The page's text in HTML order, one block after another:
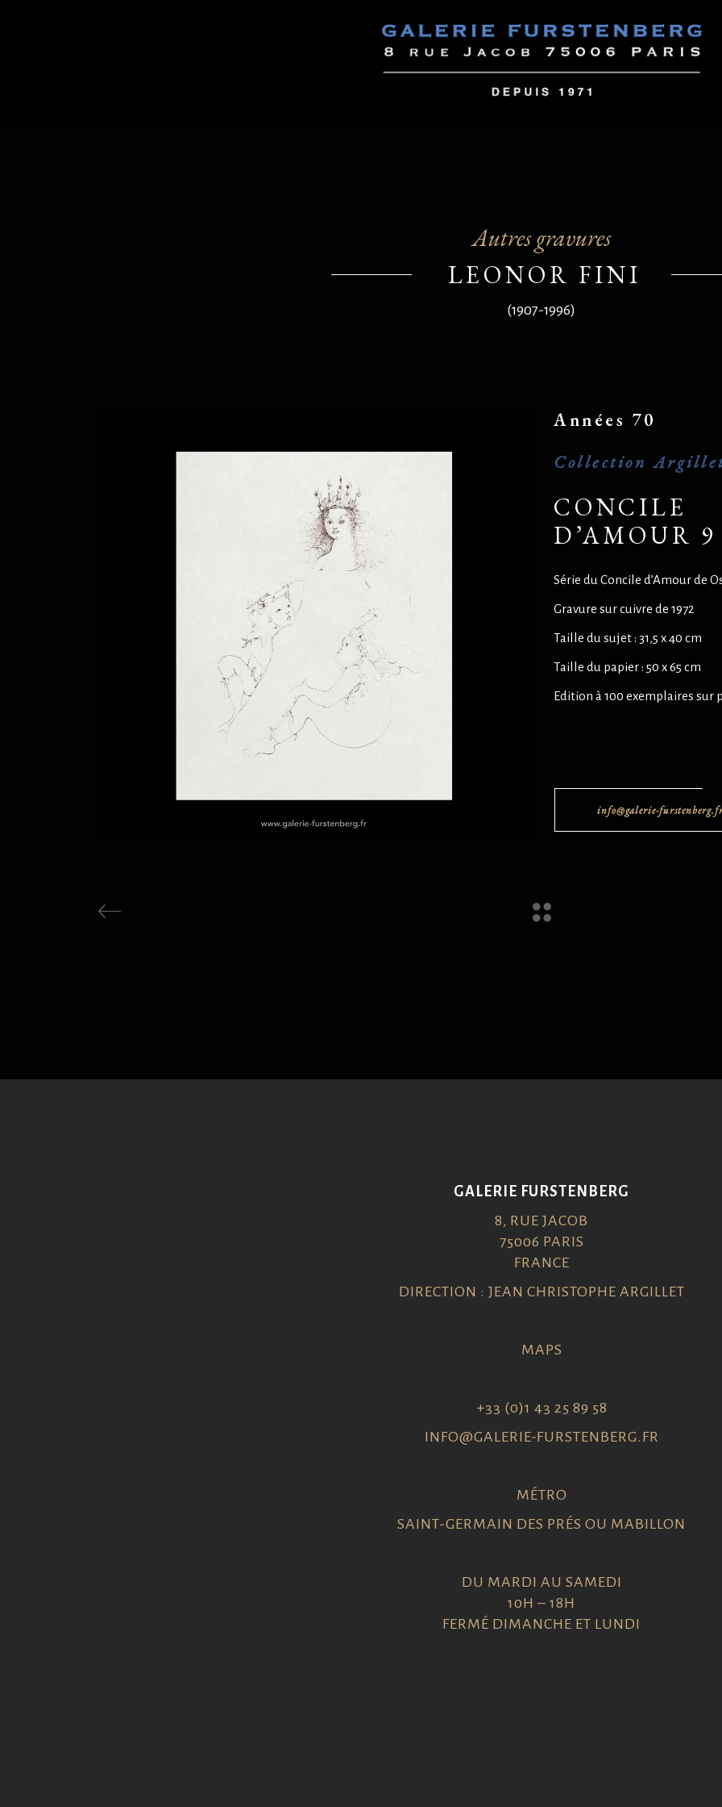
Autres gravures
LEONOR FINI
(1907-1996)
Années 70
Collection
CONCILE
D’AMOUR 9
Série du Concile d’Amour de
Gravure sur cuivre de 1972
Taille du sujet : 31,5 x 40 cm
Taille du papier : 50 x 65 cm
Edition à 100 exemplaires sur
info@galerie-
GALERIE FURSTENBERG
8, RUE JACOB
75006 PARIS
FRANCE
DIRECTION : JEAN CHRISTOPHE ARGILLET
MAPS
+33 (0)1 43 25 89 58
INFO@GALERIE-FURSTENBERG.FR
MÉTRO
SAINT-GERMAIN DES PRÉS OU MABILLON
DU MARDI AU SAMEDI
10H – 18H
FERMÉ DIMANCHE ET LUNDI